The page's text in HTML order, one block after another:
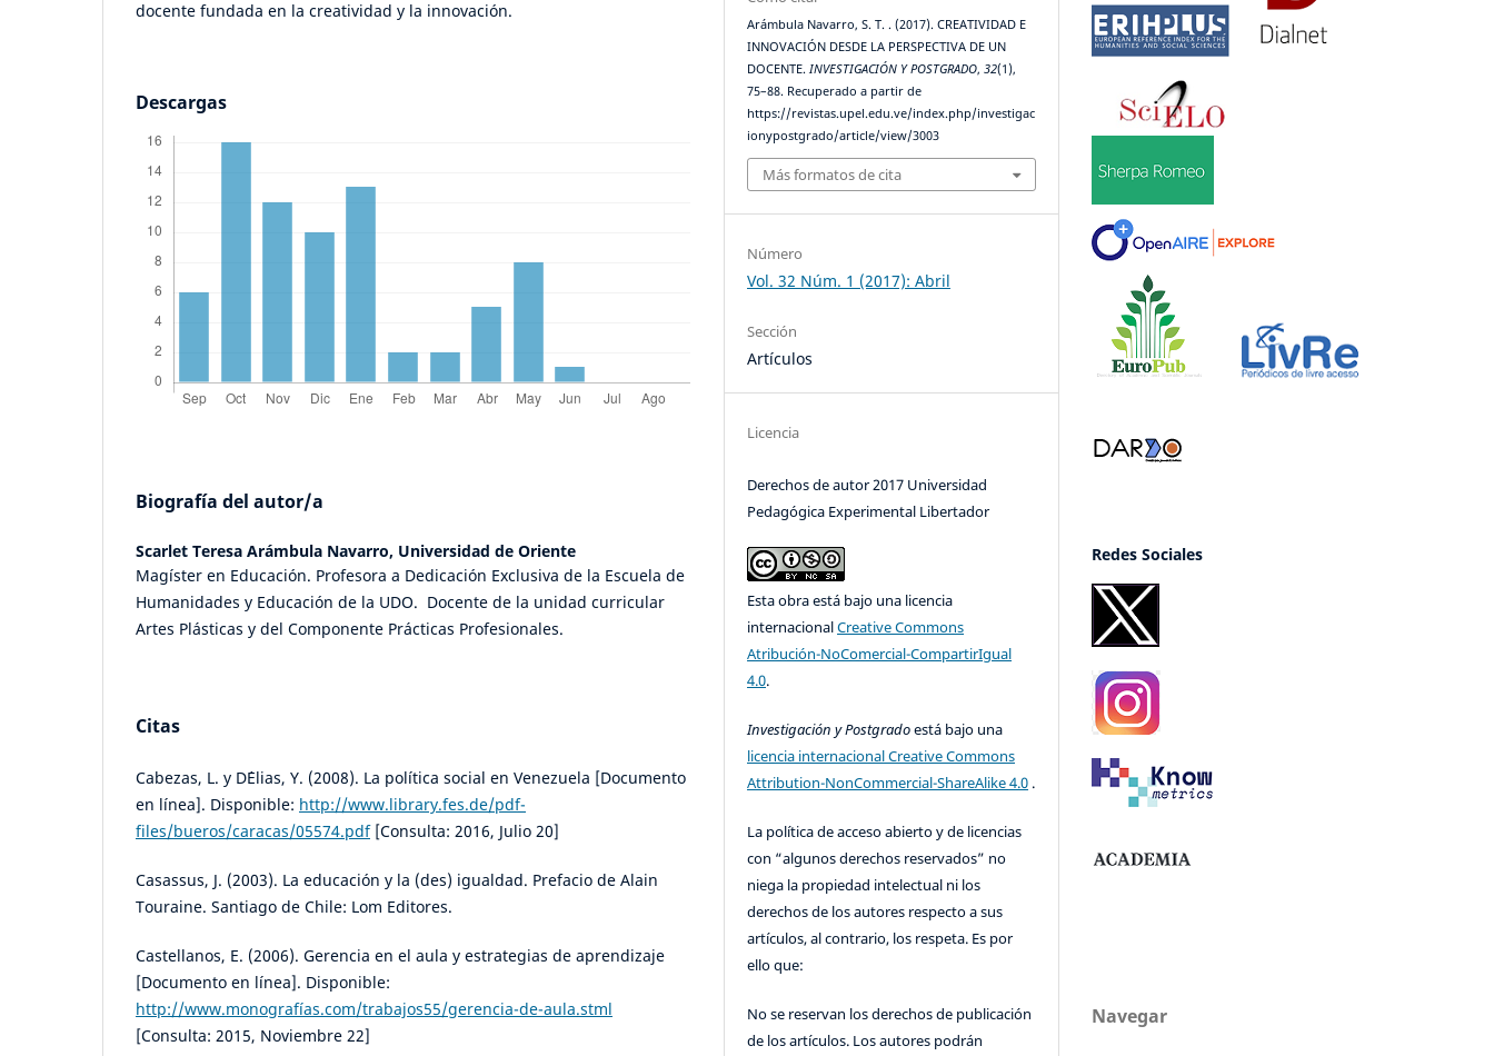
docente fundada en la creatividad y la innovación.
Descargas
Biografía del autor/a
Scarlet Teresa Arámbula Navarro, Universidad de Oriente
Magíster en Educación. Profesora a Dedicación Exclusiva de la Escuela de
Humanidades y Educación de la UDO. Docente de la unidad curricular
Artes Plásticas y del Componente Prácticas Profesionales.
Citas
Cabezas, L. y D´Elias, Y. (2008). La política social en Venezuela [Documento
en línea]. Disponible: http://www.library.fes.de/pdf-
files/bueros/caracas/05574.pdf[Consulta: 2016, Julio 20]
Casassus, J. (2003). La educación y la (des) igualdad. Prefacio de Alain
Touraine. Santiago de Chile: Lom Editores.
Castellanos, E. (2006). Gerencia en el aula y estrategias de aprendizaje
[Documento en línea]. Disponible:
http://www.monografías.com/trabajos55/gerencia-de-aula.stml
[Consulta: 2015, Noviembre 22]
Arámbula Navarro, S. T. . (2017). CREATIVIDAD E
INNOVACIÓN DESDE LA PERSPECTIVA DE UN
DOCENTE. INVESTIGACIÓN Y POSTGRADO,32(1),
75–88. Recuperado a partir de
https://revistas.upel.edu.ve/index.php/investigac
ionypostgrado/article/view/3003
Más formatos de cita
Número
Vol. 32 Núm. 1 (2017): Abril
Sección
Artículos
Licencia
Derechos de autor 2017 Universidad
Pedagógica Experimental Libertador
Esta obra está bajo una licencia
internacionalCreative Commons
Atribución-NoComercial-CompartirIgual
4.0.
Investigación y Postgradoestá bajo una
licencia internacional Creative Commons
Attribution-NonCommercial-ShareAlike 4.0 .
La política de acceso abierto y de licencias
con “algunos derechos reservados” no
niega la propiedad intelectual ni los
derechos de los autores respecto a sus
artículos, al contrario, los respeta. Es por
ello que:
No se reservan los derechos de publicación
de los artículos. Los autores podrán
Redes Sociales
Navegar